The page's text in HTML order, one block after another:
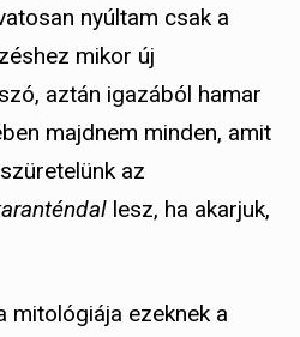
nyúltam csak a
mikor új
aztán igazából hamar
majdnem minden, amit
az
lesz, ha akarjuk,
mitológiája ezeknek a